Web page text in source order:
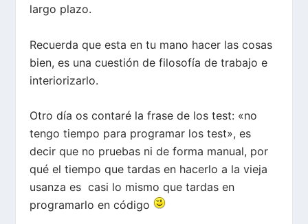
largo plazo.
Recuerda que esta en tu mano hacer las cosas
bien, es una cuestión de filosofía de trabajo e
interiorizarlo.
Otro día os contaré la frase de los test: «no
tengo tiempo para programar los test», es
decir que no pruebas ni de forma manual, por
qué el tiempo que tardas en hacerlo a la vieja
usanza es casi lo mismo que tardas en
programarlo en código